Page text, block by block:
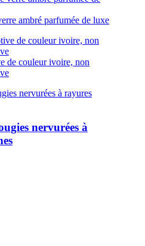
ambré parfumée de luxe
de couleur ivoire, non
nervurées à